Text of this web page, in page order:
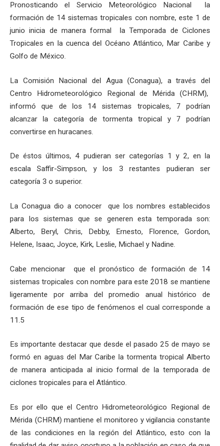
Pronosticando el Servicio Meteorológico Nacional la
formación de 14 sistemas tropicales con nombre, este 1 de
junio inicia de manera formal la Temporada de Ciclones
Tropicales en la cuenca del Océano Atlántico, Mar Caribe y
Golfo de México.
La Comisión Nacional del Agua (Conagua), a través del
Centro Hidrometeorológico Regional de Mérida (CHRM),
informó que de los 14 sistemas tropicales, 7 podrían
alcanzar la categoría de tormenta tropical y 7 podrían
convertirse en huracanes.
De éstos últimos, 4 pudieran ser categorías 1 y 2, en la
escala Saffir-Simpson, y los 3 restantes pudieran ser
categoría 3 o superior.
La Conagua dio a conocer que los nombres establecidos
para los sistemas que se generen esta temporada son:
Alberto, Beryl, Chris, Debby, Ernesto, Florence, Gordon,
Helene, Isaac, Joyce, Kirk, Leslie, Michael y Nadine.
Cabe mencionar que el pronóstico de formación de 14
sistemas tropicales con nombre para este 2018 se mantiene
ligeramente por arriba del promedio anual histórico de
formación de ese tipo de fenómenos el cual corresponde a
11.5
Es importante destacar que desde el pasado 25 de mayo se
formó en aguas del Mar Caribe la tormenta tropical Alberto
de manera anticipada al inicio formal de la temporada de
ciclones tropicales para el Atlántico.
Es por ello que el Centro Hidrometeorológico Regional de
Mérida (CHRM) mantiene el monitoreo y vigilancia constante
de las condiciones en la región del Atlántico, esto con la